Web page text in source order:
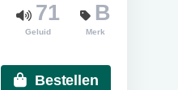
71
Geluid
B
Merk
Bestellen